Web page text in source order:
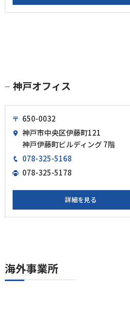
神戸オフィス
650-0032
神戸市中央区伊藤町121
神戸伊藤町ビルディング 7階
078-325-5168
078-325-5178
詳細を見る
海外事業所